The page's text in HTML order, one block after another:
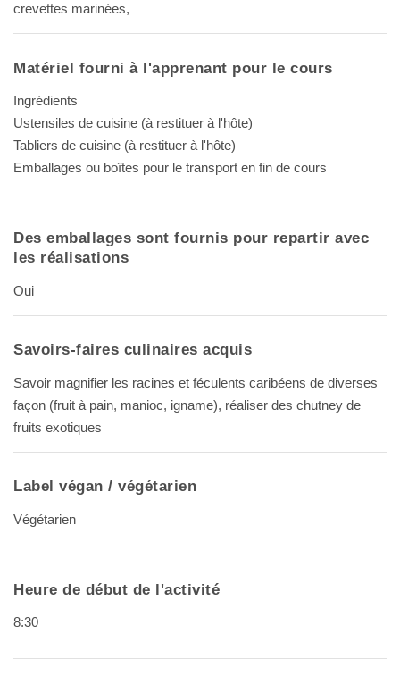
crevettes marinées,
Matériel fourni à l'apprenant pour le cours
Ingrédients
Ustensiles de cuisine (à restituer à l'hôte)
Tabliers de cuisine (à restituer à l'hôte)
Emballages ou boîtes pour le transport en fin de cours
Des emballages sont fournis pour repartir avec
les réalisations
Oui
Savoirs-faires culinaires acquis
Savoir magnifier les racines et féculents caribéens de diverses
façon (fruit à pain, manioc, igname), réaliser des chutney de
fruits exotiques
Label végan / végétarien
Végétarien
Heure de début de l'activité
8:30